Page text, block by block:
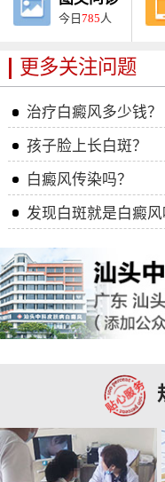
今日785 人
更多关注问题
治疗白癜风多少钱？
孩子脸上长白斑？
白癜风传染吗？
发现白斑就是白癜风